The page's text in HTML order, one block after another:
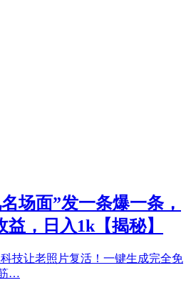
场面”发一条爆一条，
，日入1k【揭秘】